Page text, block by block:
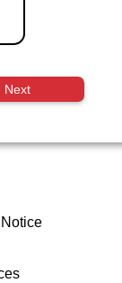
Next